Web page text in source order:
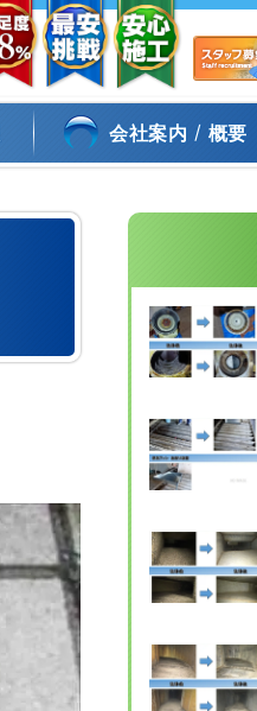
会社案内 / 概要